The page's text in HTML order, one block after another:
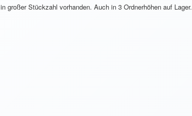
in großer Stückzahl vorhanden. Auch in 3 Ordnerhöhen auf Lager.